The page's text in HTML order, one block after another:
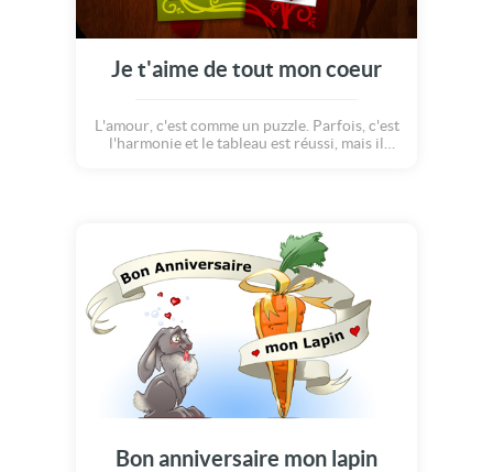
Je t'aime de tout mon coeur
L'amour, c'est comme un puzzle. Parfois, c'est
l'harmonie et le tableau est réussi, mais il
reconstruire et devenir encore plus fort!
Célébrons ce sentiment qui, chaque jour,
nous rempli de bonheur!
Bon anniversaire mon lapin